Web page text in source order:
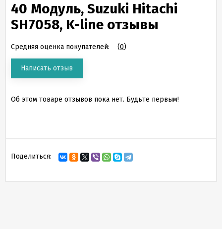
40 Модуль, Suzuki Hitachi
SH7058, K-line отзывы
Средняя оценка покупателей: (0)
Написать отзыв
Об этом товаре отзывов пока нет. Будьте первым!
Поделиться: